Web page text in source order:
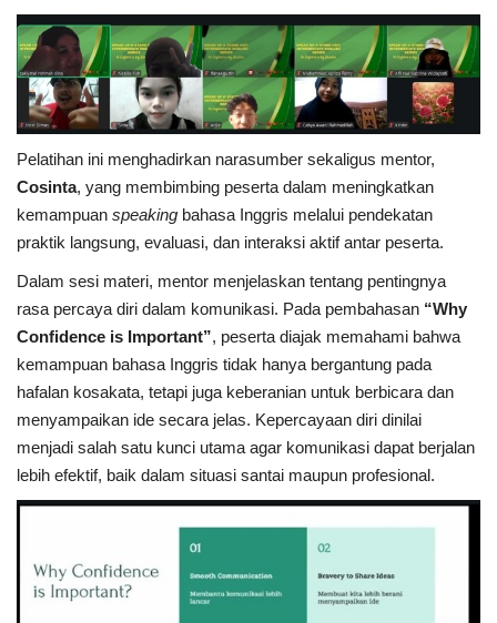
Layanan Publik
Perempuan/Anak
Pelatihan ini menghadirkan narasumber sekaligus mentor,
Cosinta, yang membimbing peserta dalam meningkatkan
kemampuan speaking bahasa Inggris melalui pendekatan
praktik langsung, evaluasi, dan interaksi aktif antar peserta.
Dalam sesi materi, mentor menjelaskan tentang pentingnya
rasa percaya diri dalam komunikasi. Pada pembahasan “Why
Confidence is Important”, peserta diajak memahami bahwa
kemampuan bahasa Inggris tidak hanya bergantung pada
hafalan kosakata, tetapi juga keberanian untuk berbicara dan
menyampaikan ide secara jelas. Kepercayaan diri dinilai
menjadi salah satu kunci utama agar komunikasi dapat berjalan
lebih efektif, baik dalam situasi santai maupun profesional.